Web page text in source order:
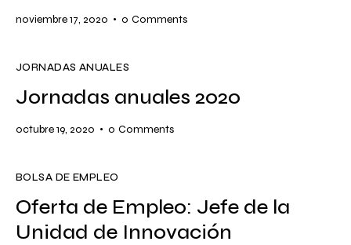
noviembre 17, 2020 0 Comments
JORNADAS ANUALES
Jornadas anuales 2020
octubre 19, 2020 0 Comments
BOLSA DE EMPLEO
Oferta de Empleo: Jefe de la
Unidad de Innovación